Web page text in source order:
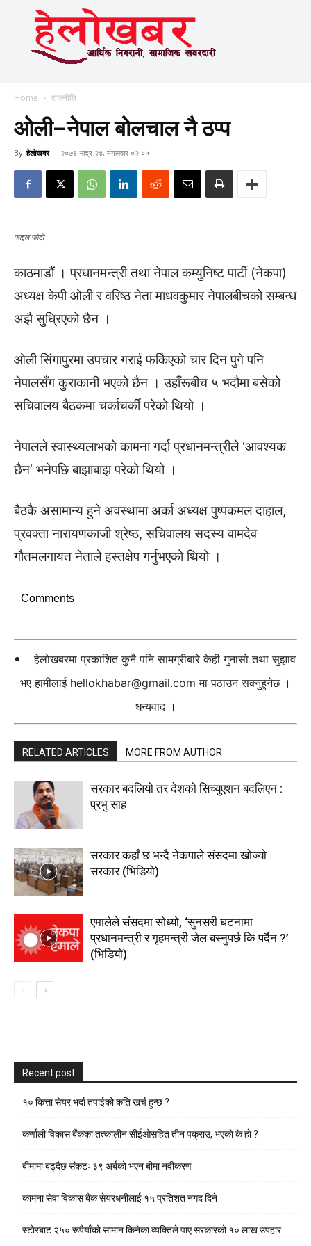
Home राजनीति
ओली–नेपाल बोलचाल नै ठप्प
By हेलाेखबर - २०७६ भाद्र २४, मंगलवार ०२:०५
फाइल फाेटाे
काठमाडौं । प्रधानमन्त्री तथा नेपाल कम्युनिष्ट पार्टी (नेकपा)
अध्यक्ष केपी ओली र वरिष्ठ नेता माधवकुमार नेपालबीचको सम्बन्ध
अझै सुध्रिएको छैन ।
ओली सिंगापुरमा उपचार गराई फर्किएको चार दिन पुगे पनि
नेपालसँग कुराकानी भएको छैन । उहाँरूबीच ५ भदौमा बसेको
सचिवालय बैठकमा चर्काचर्की परेको थियो ।
नेपालले स्वास्थ्यलाभको कामना गर्दा प्रधानमन्त्रीले ‘आवश्यक
छैन’ भनेपछि बाझाबाझ परेको थियो ।
बैठकै असामान्य हुने अवस्थामा अर्का अध्यक्ष पुष्पकमल दाहाल,
प्रवक्ता नारायणकाजी श्रेष्ठ, सचिवालय सदस्य वामदेव
गौतमलगायत नेताले हस्तक्षेप गर्नुभएको थियो ।
Comments
हेलोखबरमा प्रकाशित कुनै पनि सामग्रीबारे केही गुनासो तथा सुझाव
भए हामीलाई hellokhabar@gmail.com मा पठाउन सक्नुहुनेछ ।
धन्यवाद ।
RELATED ARTICLES MORE FROM AUTHOR
सरकार बदलियो तर देशको सिच्युएशन बदलिएन :
प्रभु साह
सरकार कहाँ छ भन्दै नेकपाले संसदमा खोज्यो
सरकार (भिडियाे)
एमालेले संसदमा सोध्यो, ‘सुनसरी घटनामा
प्रधानमन्त्री र गृहमन्त्री जेल बस्नुपर्छ कि पर्दैन ?’
(भिडियाे)
Recent post
१० कित्ता सेयर भर्दा तपाईको कति खर्च हुन्छ ?
कर्णाली विकास बैंकका तत्कालीन सीईओसहित तीन पक्राउ, भएकाे के हाे ?
बीमामा बढ्दैछ संकटः ३९ अर्बको भएन बीमा नवीकरण
कामना सेवा विकास बैंक सेयरधनीलाई १५ प्रतिशत नगद दिने
स्टाेरबाट २५० रूपैयाँको सामान किनेका व्यक्तिले पाए सरकारको १० लाख उपहार